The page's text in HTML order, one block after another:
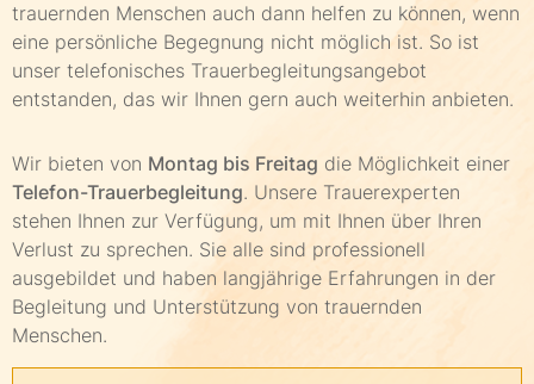
trauernden Menschen auch dann helfen zu können, wenn
eine persönliche Begegnung nicht möglich ist. So ist
unser telefonisches Trauerbegleitungsangebot
entstanden, das wir Ihnen gern auch weiterhin anbieten.
Wir bieten von Montag bis Freitag die Möglichkeit einer
Telefon-Trauerbegleitung. Unsere Trauerexperten
stehen Ihnen zur Verfügung, um mit Ihnen über Ihren
Verlust zu sprechen. Sie alle sind professionell
ausgebildet und haben langjährige Erfahrungen in der
Begleitung und Unterstützung von trauernden
Menschen.